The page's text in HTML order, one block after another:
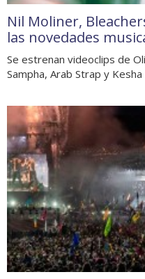
Nil Moliner,
las novedades
Se estrenan videoclips de
Sampha, Arab Strap y